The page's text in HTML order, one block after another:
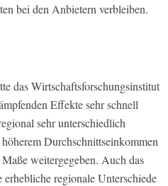
bei den Anbietern verbleiben.
das Wirtschaftsforschungsinstitut
Effekte sehr schnell
sehr unterschiedlich
Durchschnittseinkommen
weitergegeben. Auch das
regionale Unterschiede